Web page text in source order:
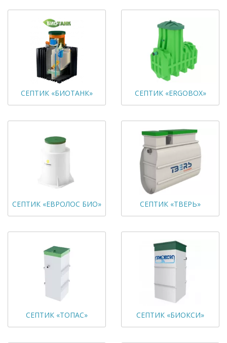
СЕПТИК «БИОТАНК» СЕПТИК «ERGOBOX»
СЕПТИК «ЕВРОЛОС БИО» СЕПТИК «ТВЕРЬ»
СЕПТИК «ТОПАС» СЕПТИК «БИОКСИ»